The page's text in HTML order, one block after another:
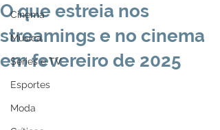
Cinema
Música
Séries e TV
Esportes
Moda
O que estreia nos
streamings e no cinema
em fevereiro de 2025